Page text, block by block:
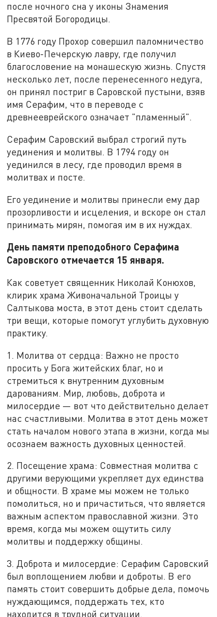
после ночного сна у иконы Знамения
Пресвятой Богородицы.
В 1776 году Прохор совершил паломничество
в Киево-Печерскую лавру, где получил
благословение на монашескую жизнь. Спустя
несколько лет, после перенесенного недуга,
он принял постриг в Саровской пустыни, взяв
имя Серафим, что в переводе с
древнееврейского означает "пламенный".
Серафим Саровский выбрал строгий путь
уединения и молитвы. В 1794 году он
уединился в лесу, где проводил время в
молитвах и посте.
Его уединение и молитвы принесли ему дар
прозорливости и исцеления, и вскоре он стал
принимать мирян, помогая им в их нуждах.
День памяти преподобного Серафима
Саровского отмечается 15 января.
Как советует священник Николай Конюхов,
клирик храма Живоначальной Троицы у
Салтыкова моста, в этот день стоит сделать
три вещи, которые помогут углубить духовную
практику.
1. Молитва от сердца: Важно не просто
просить у Бога житейских благ, но и
стремиться к внутренним духовным
дарованиям. Мир, любовь, доброта и
милосердие — вот что действительно делает
нас счастливыми. Молитва в этот день может
стать началом нового этапа в жизни, когда мы
осознаем важность духовных ценностей.
2. Посещение храма: Совместная молитва с
другими верующими укрепляет дух единства
и общности. В храме мы можем не только
помолиться, но и причаститься, что является
важным аспектом православной жизни. Это
время, когда мы можем ощутить силу
молитвы и поддержку общины.
3. Доброта и милосердие: Серафим Саровский
был воплощением любви и доброты. В его
память стоит совершить добрые дела, помочь
нуждающимся, поддержать тех, кто
находится в трудной ситуации.